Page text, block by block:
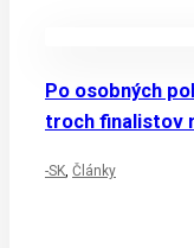
Po osobných
troch finalistov
-SK, Články